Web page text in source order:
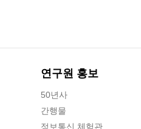
연구원 홍보
50년사
간행물
정보통신 체험관